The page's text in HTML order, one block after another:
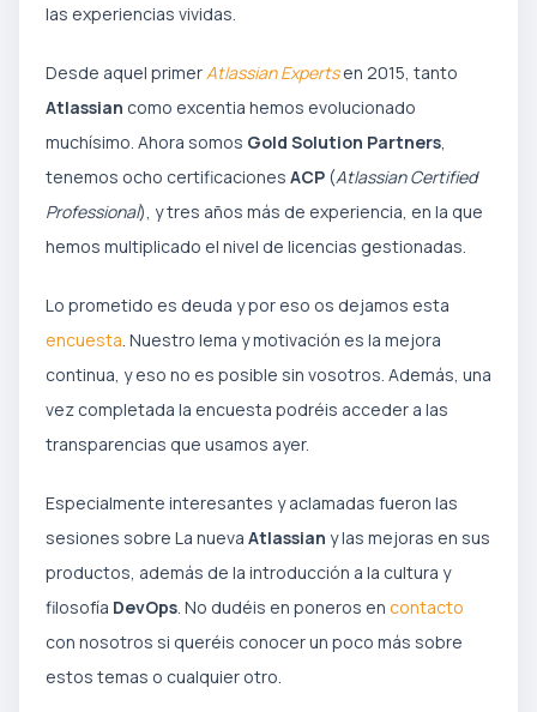
las experiencias vividas.
Desde aquel primerAtlassian Expertsen 2015, tanto
Atlassian como excentia hemos evolucionado
muchísimo. Ahora somos Gold Solution Partners,
tenemos ocho certificaciones ACP (Atlassian Certified
Professional), y tres años más de experiencia, en la que
hemos multiplicado el nivel de licencias gestionadas.
Lo prometido es deuda y por eso os dejamos esta
encuesta. Nuestro lema y motivación es la mejora
continua, y eso no es posible sin vosotros. Además, una
vez completada la encuesta podréis acceder a las
transparencias que usamos ayer.
Especialmente interesantes y aclamadas fueron las
sesiones sobre La nueva Atlassian y las mejoras en sus
productos, además de la introducción a la cultura y
filosofía DevOps. No dudéis en poneros en contacto
con nosotros si queréis conocer un poco más sobre
estos temas o cualquier otro.